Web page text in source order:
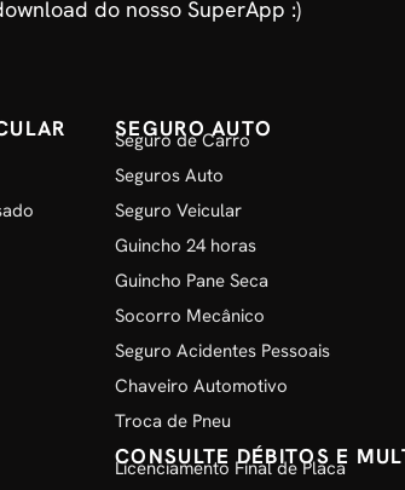
do nosso SuperApp :)
SEGURO AUTO
Seguro de Carro
Seguros Auto
Seguro Veicular
Guincho 24 horas
Guincho Pane Seca
Socorro Mecânico
Seguro Acidentes Pessoais
Chaveiro Automotivo
Troca de Pneu
CONSULTE DÉBITOS E
Licenciamento Final de Placa